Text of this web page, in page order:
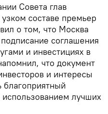
Совета глав
составе премьер
о том, что Москва
соглашения
и инвестициях в
что документ
и интересы
благоприятный
лучших